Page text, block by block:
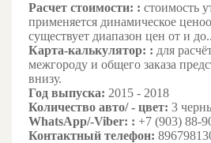
Расчет стоимости: : стоимость
применяется динамическое
существует диапазон цен от и
Карта-калькулятор: : для
межгороду и общего заказа
внизу.
Год выпуска: 2015 - 2018
Количество авто/ - цвет: 3
WhatsApp/-Viber: : +7 (903) 88-
Контактный телефон: